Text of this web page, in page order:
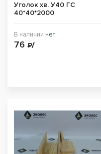
Уголок хв. У40 ГС
40*40*2000
В наличии нет
76 ₽/